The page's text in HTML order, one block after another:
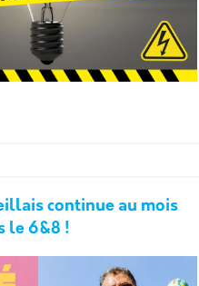
continue au mois
le 6&8 !